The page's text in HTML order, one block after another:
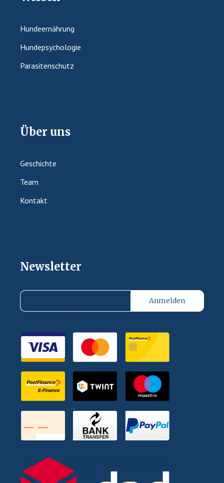
Hundeernährung
Hundepsychologie
Parasitenschutz
Über uns
Geschichte
Team
Kontakt
Newsletter
Anmelden